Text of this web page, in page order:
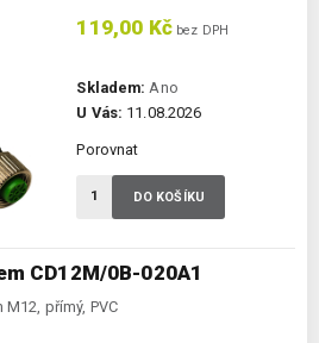
CD12M/0B-020A1
přímý, PVC
119,00 Kč bez DPH
Skladem: Ano
U Vás: 11.08.2026
Porovnat
DO KOŠÍKU